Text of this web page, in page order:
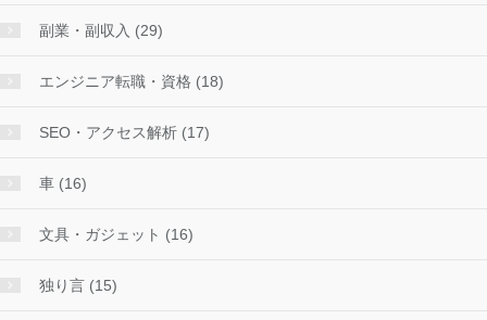
副業・副収入 (29)
エンジニア転職・資格 (18)
SEO・アクセス解析 (17)
車 (16)
文具・ガジェット (16)
独り言 (15)